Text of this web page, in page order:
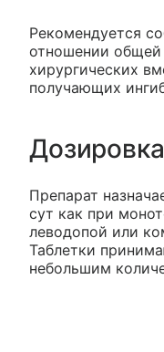
Рекомендуется
отношении общей
хирургических
получающих
Дозировка
Препарат
сут как при
леводопой или
Таблетки
небольшим